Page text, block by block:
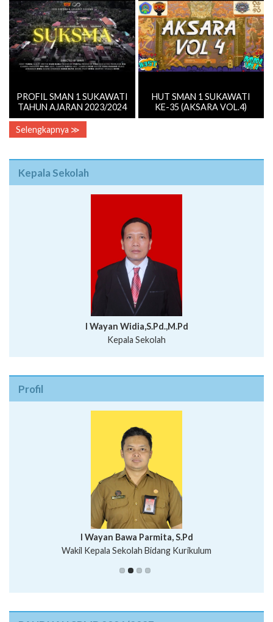
PROFIL SMAN 1 SUKAWATI
TAHUN AJARAN 2023/2024
HUT SMAN 1 SUKAWATI
KE-35 (AKSARA VOL.4)
Selengkapnya ≫
Kepala Sekolah
I Wayan Widia,S.Pd.,M.Pd
Kepala Sekolah
Profil
Putu Suhartana, S.Pd.
I Wayan Bawa Parmita, S.Pd
Wakil Kepala Sekolah Bidang Kurikulum
I Wayan Gede Aditya Pratita, S.Pd., M.Sn
Ni Wayan Nopi Sutantri, S.Pd.